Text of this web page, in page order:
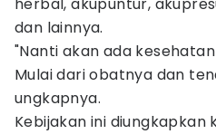
dan lainnya.
"Nanti akan ada
Mulai dari obatnya dan
ungkapnya.
Kebijakan ini diungkapkan